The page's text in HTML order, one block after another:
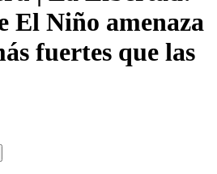
El Niño amenaza
fuertes que las